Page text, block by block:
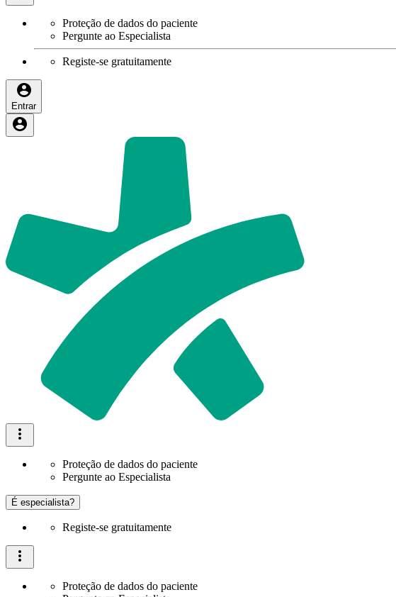
Proteção de dados do paciente
Pergunte ao Especialista
Registe-se gratuitamente
Entrar
Proteção de dados do paciente
Pergunte ao Especialista
É especialista?
Registe-se gratuitamente
Proteção de dados do paciente